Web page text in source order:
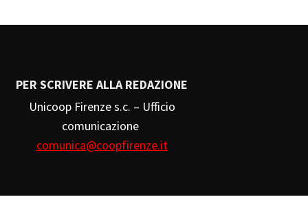
PER SCRIVERE ALLA REDAZIONE
Unicoop Firenze s.c. – Ufficio
comunicazione
comunica@coopfirenze.it